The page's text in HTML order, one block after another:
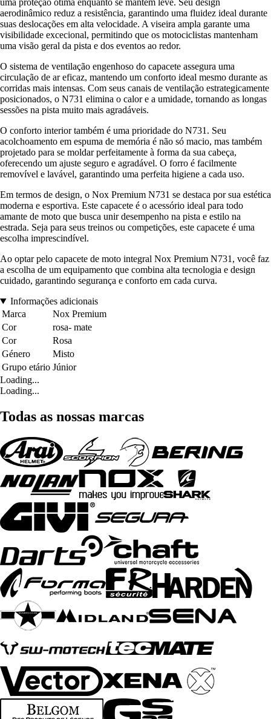
uma proteção ótima enquanto se mantém leve. Seu design
aerodinâmico reduz a resistência, garantindo uma fluidez ideal durante
suas deslocações em alta velocidade. A viseira ampla garante uma
visibilidade excecional, permitindo que os motociclistas mantenham
uma visão geral da pista e dos eventos ao redor.
O sistema de ventilação engenhoso do capacete assegura uma
circulação de ar eficaz, mantendo um conforto ideal mesmo durante as
corridas mais intensas. Com seus canais de ventilação estrategicamente
posicionados, o N731 elimina o calor e a umidade, tornando as longas
sessões na pista muito mais agradáveis.
O conforto interior também é uma prioridade do N731. Seu
acolchoamento em espuma de memória é não só macio, mas também
projetado para se moldar perfeitamente à forma da sua cabeça,
oferecendo um ajuste seguro e agradável. O forro é facilmente
removível e lavável, garantindo uma perfeita higiene a cada uso.
Em termos de design, o Nox Premium N731 se destaca por sua estética
moderna e esportiva. Este capacete é o acessório ideal para todo
amante de moto que busca unir desempenho na pista e estilo na
estrada. Seja para seus treinos ou competições, este capacete é uma
escolha imprescindível.
Ao optar pelo capacete de moto integral Nox Premium N731, você faz
a escolha de um equipamento que combina alta tecnologia e design
cuidado, garantindo segurança e conforto em cada curva.
Informações adicionais
Marca
Nox Premium
Cor
rosa- mate
Cor
Rosa
Género
Misto
Grupo etário Júnior
Loading...
Loading...
Todas as nossas marcas